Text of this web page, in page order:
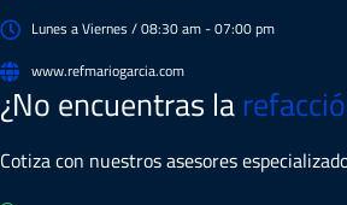
Lunes a Viernes / 08:30 am - 07:00 pm
www.refmariogarcia.com
¿No encuentras la
Cotiza con nuestros asesores